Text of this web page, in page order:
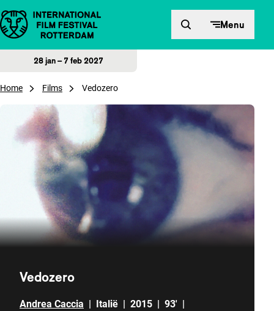
Direct naar inhoud Menu
28 jan – 7 feb 2027
Home Films Vedozero
Vedozero
Andrea Caccia | Italië | 2015 | 93' |